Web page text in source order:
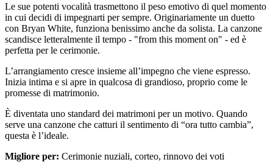
Le sue potenti vocalità trasmettono il peso emotivo di quel momento
in cui decidi di impegnarti per sempre. Originariamente un duetto
con Bryan White, funziona benissimo anche da solista. La canzone
scandisce letteralmente il tempo - "from this moment on" - ed è
perfetta per le cerimonie.
L’arrangiamento cresce insieme all’impegno che viene espresso.
Inizia intima e si apre in qualcosa di grandioso, proprio come le
promesse di matrimonio.
È diventata uno standard dei matrimoni per un motivo. Quando
serve una canzone che catturi il sentimento di “ora tutto cambia”,
questa è l’ideale.
Migliore per: Cerimonie nuziali, corteo, rinnovo dei voti